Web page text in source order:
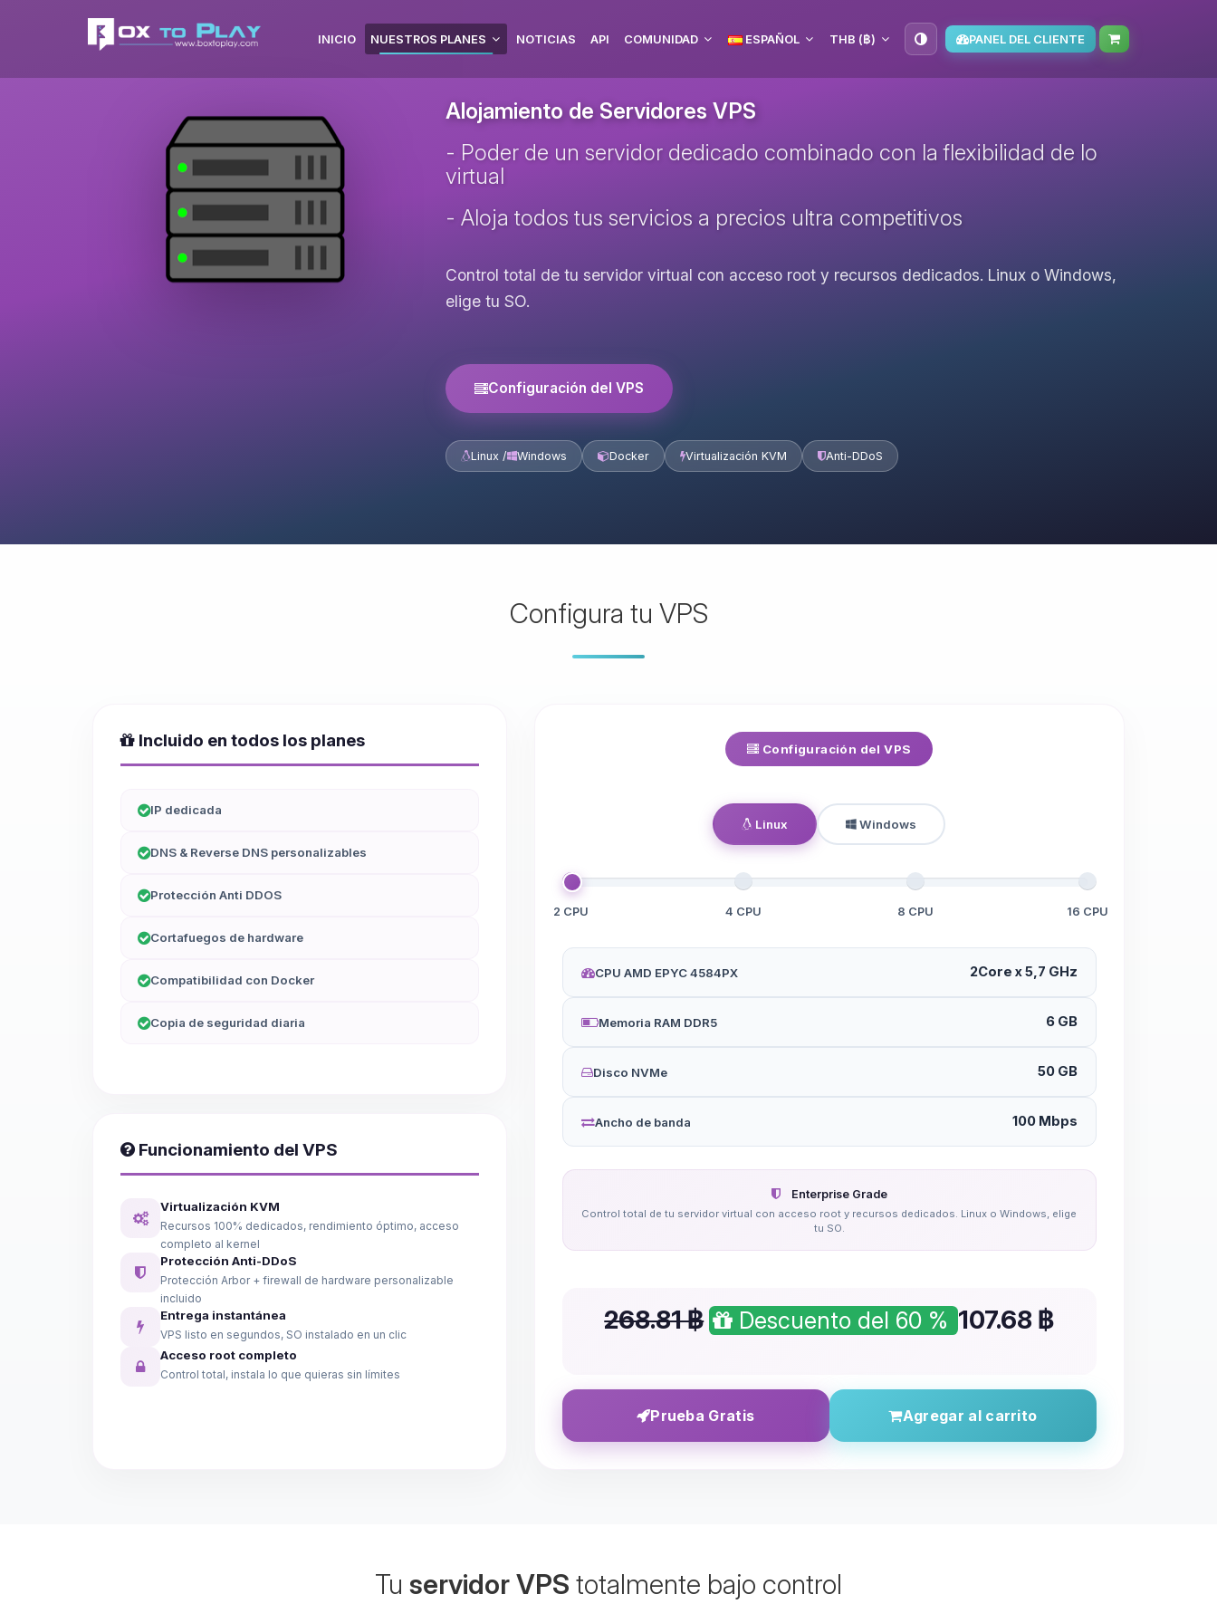
INICIO NUESTROS PLANES NOTICIAS API COMUNIDAD ESPAÑOL THB (฿) PANEL DEL CLIENTE
Alojamiento de Servidores VPS
- Poder de un servidor dedicado combinado con la flexibilidad de lo
virtual
- Aloja todos tus servicios a precios ultra competitivos
Control total de tu servidor virtual con acceso root y recursos dedicados. Linux o Windows,
elige tu SO.
Configuración del VPS
Linux / Windows Docker Virtualización KVM Anti-DDoS
Configura tu VPS
Incluido en todos los planes
IP dedicada
DNS & Reverse DNS personalizables
Protección Anti DDOS
Cortafuegos de hardware
Compatibilidad con Docker
Copia de seguridad diaria
Funcionamiento del VPS
Virtualización KVM
Recursos 100% dedicados, rendimiento óptimo, acceso
completo al kernel
Protección Anti-DDoS
Protección Arbor + firewall de hardware personalizable
incluido
Entrega instantánea
VPS listo en segundos, SO instalado en un clic
Acceso root completo
Control total, instala lo que quieras sin límites
Configuración del VPS
Linux Windows
2 CPU 4 CPU 8 CPU 16 CPU
CPU AMD EPYC 4584PX 2Core x 5,7 GHz
Memoria RAM DDR5 6 GB
Disco NVMe 50 GB
Ancho de banda 100 Mbps
Enterprise Grade
Control total de tu servidor virtual con acceso root y recursos dedicados. Linux o Windows, elige
tu SO.
268.81 ฿ Descuento del 60 % 107.68 ฿
Prueba Gratis Agregar al carrito
Tu servidor VPS totalmente bajo control